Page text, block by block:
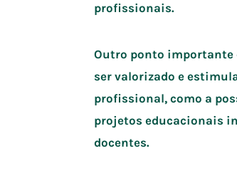
profissionais.
Outro ponto importante
ser valorizado e
profissional, como a
projetos educacionais
docentes.